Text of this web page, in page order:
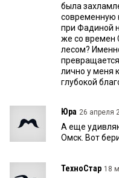
была
современную
при Фадиной
же со времен
лесом?
лично у меня
глубокой
Юра 26 апреля
А еще
Омск. Вот
ТехноСтар 18